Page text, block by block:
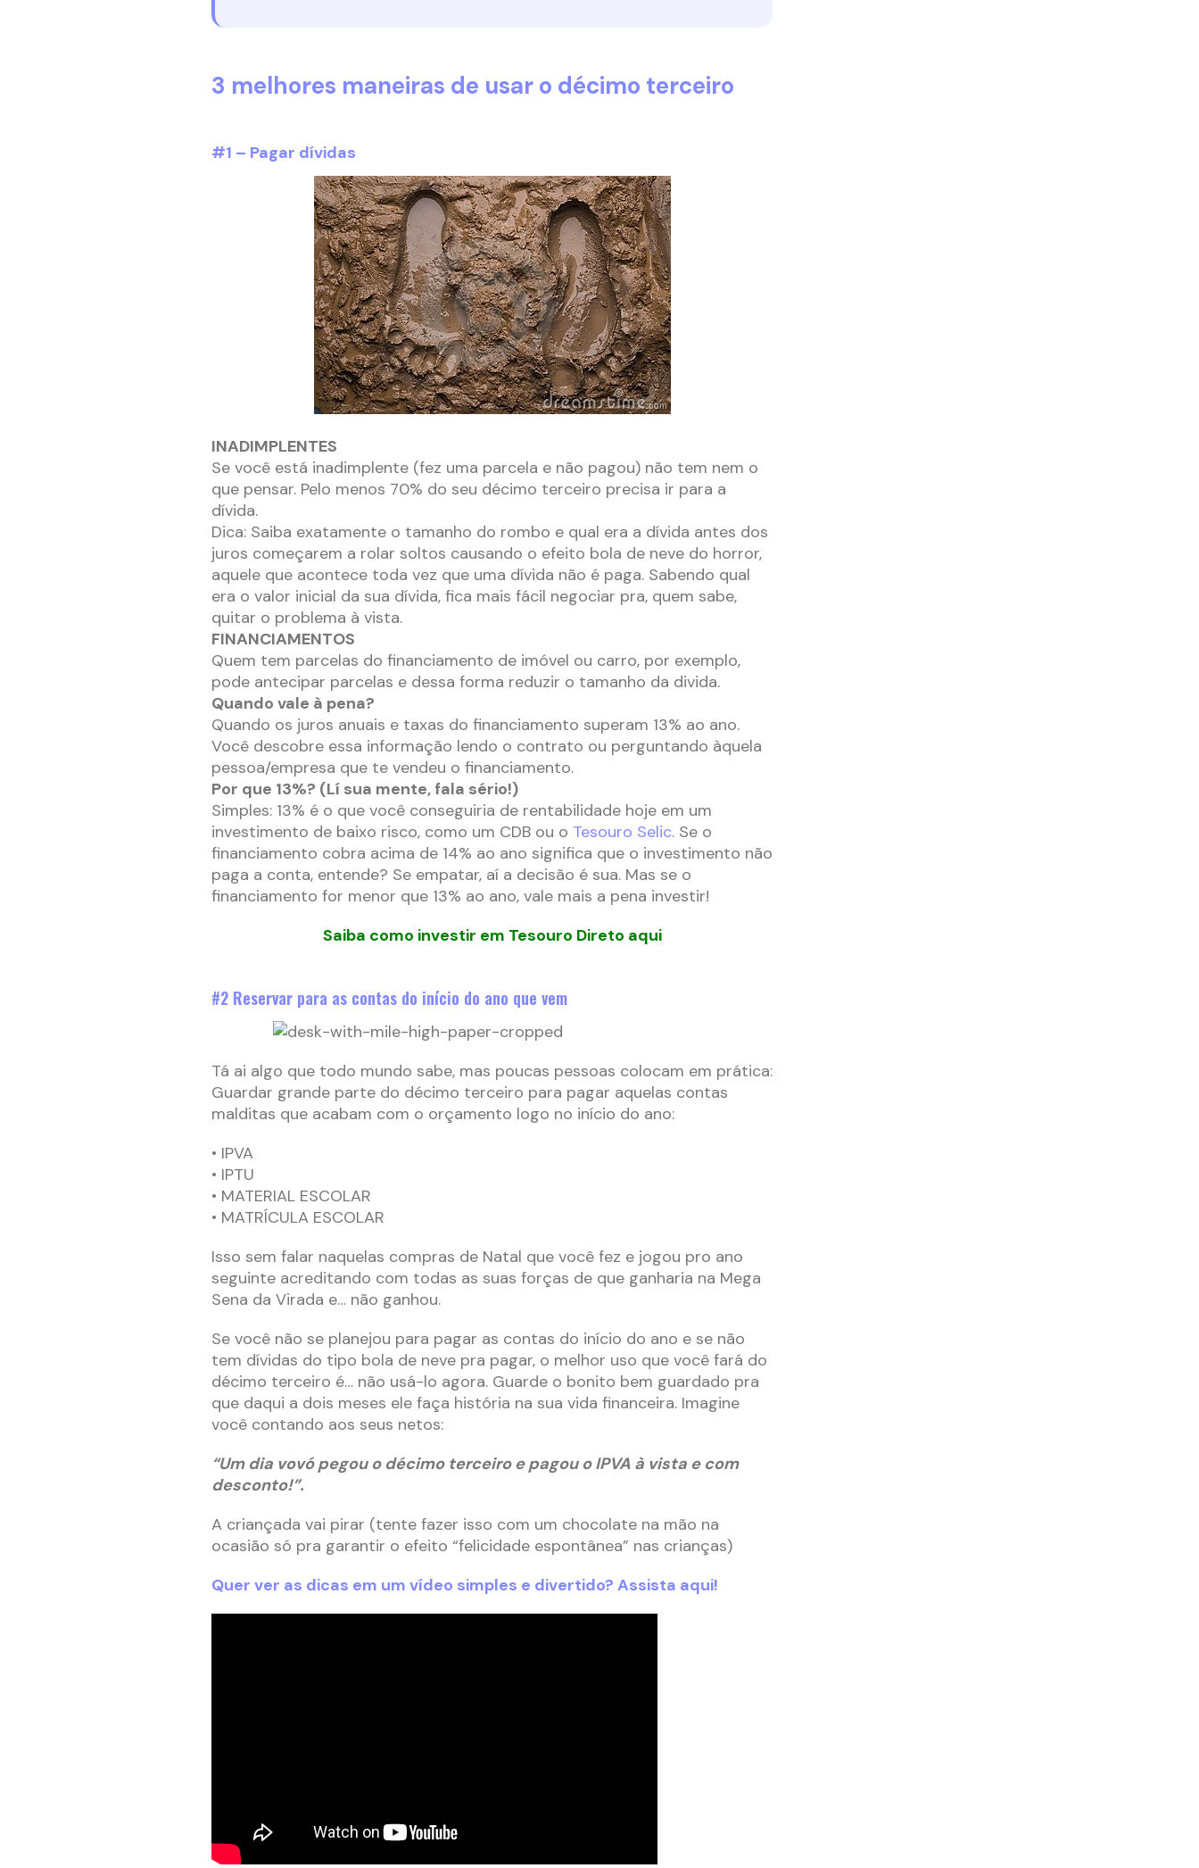
3 melhores maneiras de usar o décimo terceiro
#1 – Pagar dívidas
INADIMPLENTES
Se você está inadimplente (fez uma parcela e não pagou) não tem nem o
que pensar. Pelo menos 70% do seu décimo terceiro precisa ir para a
dívida.
Dica: Saiba exatamente o tamanho do rombo e qual era a dívida antes dos
juros começarem a rolar soltos causando o efeito bola de neve do horror,
aquele que acontece toda vez que uma dívida não é paga. Sabendo qual
era o valor inicial da sua dívida, fica mais fácil negociar pra, quem sabe,
quitar o problema à vista.
FINANCIAMENTOS
Quem tem parcelas do financiamento de imóvel ou carro, por exemplo,
pode antecipar parcelas e dessa forma reduzir o tamanho da divida.
Quando vale à pena?
Quando os juros anuais e taxas do financiamento superam 13% ao ano.
Você descobre essa informação lendo o contrato ou perguntando àquela
pessoa/empresa que te vendeu o financiamento.
Por que 13%? (Lí sua mente, fala sério!)
Simples: 13% é o que você conseguiria de rentabilidade hoje em um
investimento de baixo risco, como um CDB ou o Tesouro Selic. Se o
financiamento cobra acima de 14% ao ano significa que o investimento não
paga a conta, entende? Se empatar, aí a decisão é sua. Mas se o
financiamento for menor que 13% ao ano, vale mais a pena investir!
Saiba como investir em Tesouro Direto aqui
#2 Reservar para as contas do início do ano que vem
Tá ai algo que todo mundo sabe, mas poucas pessoas colocam em prática:
Guardar grande parte do décimo terceiro para pagar aquelas contas
malditas que acabam com o orçamento logo no início do ano:
• IPVA
• IPTU
• MATERIAL ESCOLAR
• MATRÍCULA ESCOLAR
Isso sem falar naquelas compras de Natal que você fez e jogou pro ano
seguinte acreditando com todas as suas forças de que ganharia na Mega
Sena da Virada e… não ganhou.
Se você não se planejou para pagar as contas do início do ano e se não
tem dívidas do tipo bola de neve pra pagar, o melhor uso que você fará do
décimo terceiro é… não usá-lo agora. Guarde o bonito bem guardado pra
que daqui a dois meses ele faça história na sua vida financeira. Imagine
você contando aos seus netos:
“Um dia vovó pegou o décimo terceiro e pagou o IPVA à vista e com
desconto!”.
A criançada vai pirar (tente fazer isso com um chocolate na mão na
ocasião só pra garantir o efeito “felicidade espontânea” nas crianças)
Quer ver as dicas em um vídeo simples e divertido? Assista aqui!